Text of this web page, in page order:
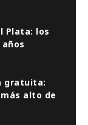
Plata: los
gratuita:
alto de